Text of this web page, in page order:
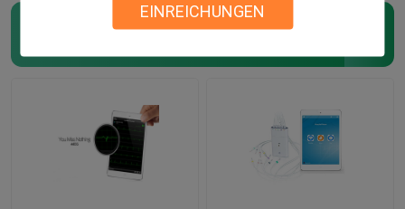
EINREICHUNGEN
Haupt-ecg Maschine
12 Maschine des Kanal-ECG
drahtlose ecg Maschine (48)